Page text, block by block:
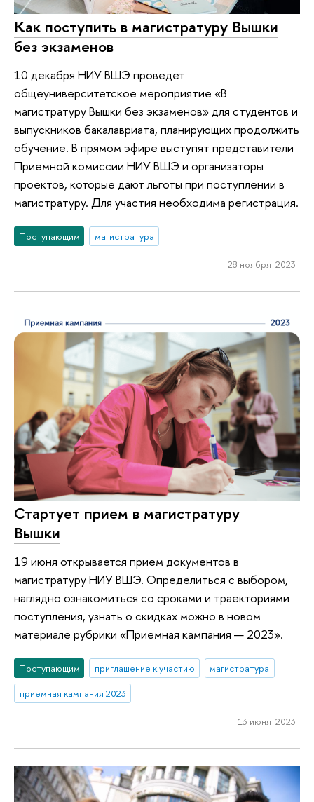
Как поступить в магистратуру Вышки
без экзаменов
10 декабря НИУ ВШЭ проведет
общеуниверситетское мероприятие «В
магистратуру Вышки без экзаменов» для студентов и
выпускников бакалавриата, планирующих продолжить
обучение. В прямом эфире выступят представители
Приемной комиссии НИУ ВШЭ и организаторы
проектов, которые дают льготы при поступлении в
магистратуру. Для участия необходима регистрация.
Поступающим магистратура
28 ноября 2023
Стартует прием в магистратуру
Вышки
19 июня открывается прием документов в
магистратуру НИУ ВШЭ. Определиться с выбором,
наглядно ознакомиться со сроками и траекториями
поступления, узнать о скидках можно в новом
материале рубрики «Приемная кампания — 2023».
Поступающим приглашение к участию
магистратура
приемная кампания 2023
13 июня 2023